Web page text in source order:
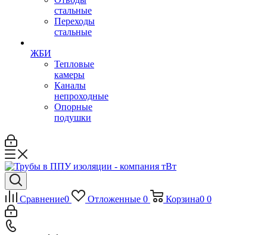
стальные
Переходы
стальные
ЖБИ
Тепловые
камеры
Каналы
непроходные
Опорные
подушки
Сравнение0 Отложенные 0 Корзина0 0